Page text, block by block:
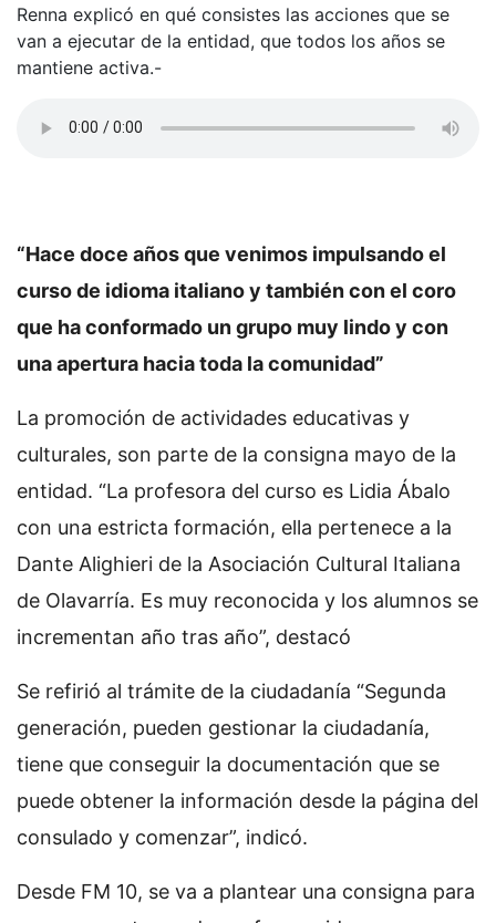
Renna explicó en qué consistes las acciones que se
van a ejecutar de la entidad, que todos los años se
mantiene activa.-
“Hace doce años que venimos impulsando el
curso de idioma italiano y también con el coro
que ha conformado un grupo muy lindo y con
una apertura hacia toda la comunidad”
La promoción de actividades educativas y
culturales, son parte de la consigna mayo de la
entidad. “La profesora del curso es Lidia Ábalo
con una estricta formación, ella pertenece a la
Dante Alighieri de la Asociación Cultural Italiana
de Olavarría. Es muy reconocida y los alumnos se
incrementan año tras año”, destacó
Se refirió al trámite de la ciudadanía “Segunda
generación, pueden gestionar la ciudadanía,
tiene que conseguir la documentación que se
puede obtener la información desde la página del
consulado y comenzar”, indicó.
Desde FM 10, se va a plantear una consigna para